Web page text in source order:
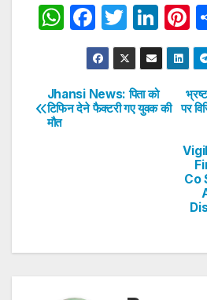
W
s
A
F
a
c
e
b
T
w
itt
er
Li
n
k
e
dI
e
Post
navigation
पर
Co
Jhansi News: पिता को
टिफिन देने फैक्टरी गए युवक की
मौत